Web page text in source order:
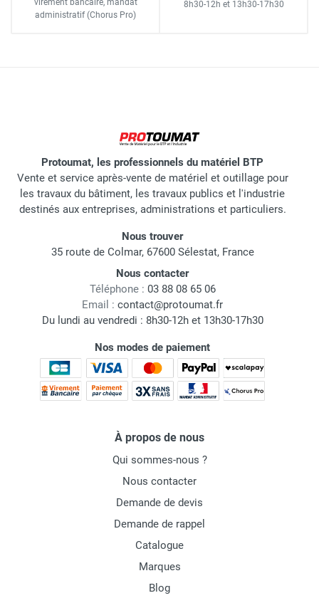
virement bancaire, mandat
administratif (Chorus Pro)
8h30-12h et 13h30-17h30
Protoumat, les professionnels du matériel BTP
Vente et service après-vente de matériel et outillage pour
les travaux du bâtiment, les travaux publics et l'industrie
destinés aux entreprises, administrations et particuliers.
Nous trouver
35 route de Colmar, 67600 Sélestat, France
Nous contacter
Téléphone : 03 88 08 65 06
Email : contact@protoumat.fr
Du lundi au vendredi : 8h30-12h et 13h30-17h30
Nos modes de paiement
À propos de nous
Qui sommes-nous ?
Nous contacter
Demande de devis
Demande de rappel
Catalogue
Marques
Blog